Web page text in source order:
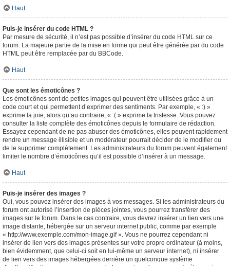
Haut
Puis-je insérer du code HTML ?
Par mesure de sécurité, il n’est pas possible d’insérer du code HTML sur ce
forum. La majeure partie de la mise en forme qui peut être générée par du code
HTML peut être remplacée par du BBCode.
Haut
Que sont les émoticônes ?
Les émoticônes sont de petites images qui peuvent être utilisées grâce à un
code court et qui permettent d’exprimer des sentiments. Par exemple, « :) »
exprime la joie, alors qu’au contraire, « :( » exprime la tristesse. Vous pouvez
consulter la liste complète des émoticônes depuis le formulaire de rédaction.
Essayez cependant de ne pas abuser des émoticônes, elles peuvent rapidement
rendre un message illisible et un modérateur pourrait décider de le modifier ou
de le supprimer complètement. Les administrateurs du forum peuvent également
limiter le nombre d’émoticônes qu’il est possible d’insérer à un message.
Haut
Puis-je insérer des images ?
Oui, vous pouvez insérer des images à vos messages. Si les administrateurs du
forum ont autorisé l’insertion de pièces jointes, vous pourrez transférer des
images sur le forum. Dans le cas contraire, vous devrez insérer un lien vers une
image distante, hébergée sur un serveur internet public, comme par exemple
« http://www.exemple.com/mon-image.gif ». Vous ne pourrez cependant ni
insérer de lien vers des images présentes sur votre propre ordinateur (à moins,
bien évidemment, que celui-ci soit en lui-même un serveur internet), ni insérer
de lien vers des images hébergées derrière un quelconque système